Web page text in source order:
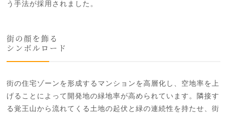
う手法が採用されました。
街の顔を飾る
シンボルロード
街の住宅ゾーンを形成するマンションを高層化し、空地率を上
げることによって開発地の緑地率が高められています。隣接す
る覚王山から流れてくる土地の起伏と緑の連続性を持たせ、街